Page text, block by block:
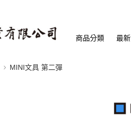
商品分類 最
MINI文具 第二彈